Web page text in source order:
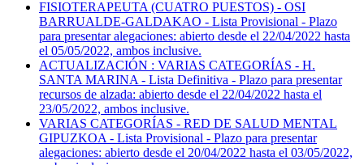
FISIOTERAPEUTA (CUATRO PUESTOS) - OSI
BARRUALDE-GALDAKAO - Lista Provisional - Plazo
para presentar alegaciones: abierto desde el 22/04/2022 hasta
el 05/05/2022, ambos inclusive.
ACTUALIZACIÓN : VARIAS CATEGORÍAS - H.
SANTA MARINA - Lista Definitiva - Plazo para presentar
recursos de alzada: abierto desde el 22/04/2022 hasta el
23/05/2022, ambos inclusive.
VARIAS CATEGORÍAS - RED DE SALUD MENTAL
GIPUZKOA - Lista Provisional - Plazo para presentar
alegaciones: abierto desde el 20/04/2022 hasta el 03/05/2022,